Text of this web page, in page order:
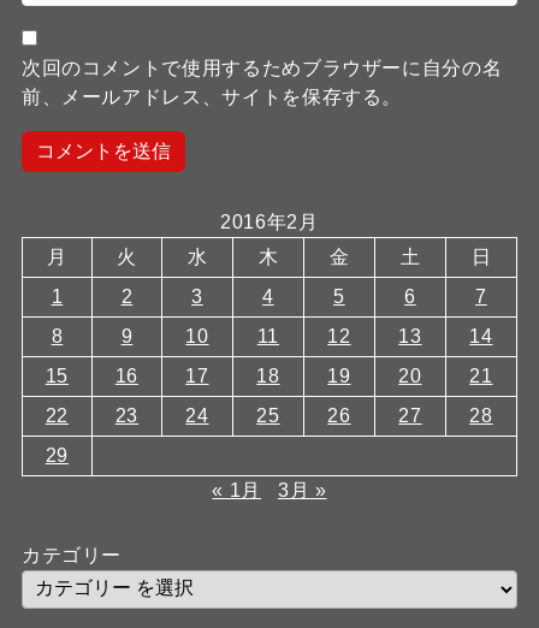
次回のコメントで使用するためブラウザーに自分の名
前、メールアドレス、サイトを保存する。
2016年2月
月
火 水 木 金 土
日
1
2 3 4 5 6
7
8
9 10 11 12 13
14
15
16 17 18 19 20
21
22
23 24 25 26 27
28
29
« 1月
3月 »
カテゴリー